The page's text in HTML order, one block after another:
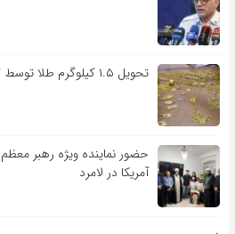
تحویل ۱.۵ کیلوگرم طلا توسط کارکنان اورژانس به صاحبانش
حضور نماینده ویژه رهبر
آمریکا در لامرد